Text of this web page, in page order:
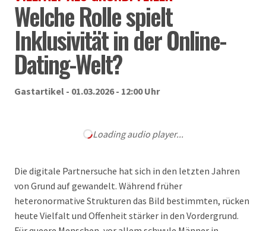
Welche Rolle spielt
Inklusivität in der Online-
Dating-Welt?
Gastartikel - 01.03.2026 - 12:00 Uhr
Loading audio player...
Die digitale Partnersuche hat sich in den letzten Jahren
von Grund auf gewandelt. Während früher
heteronormative Strukturen das Bild bestimmten, rücken
heute Vielfalt und Offenheit stärker in den Vordergrund.